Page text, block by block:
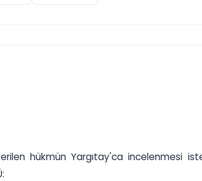
hükmün Yargıtay'ca incelenmesi